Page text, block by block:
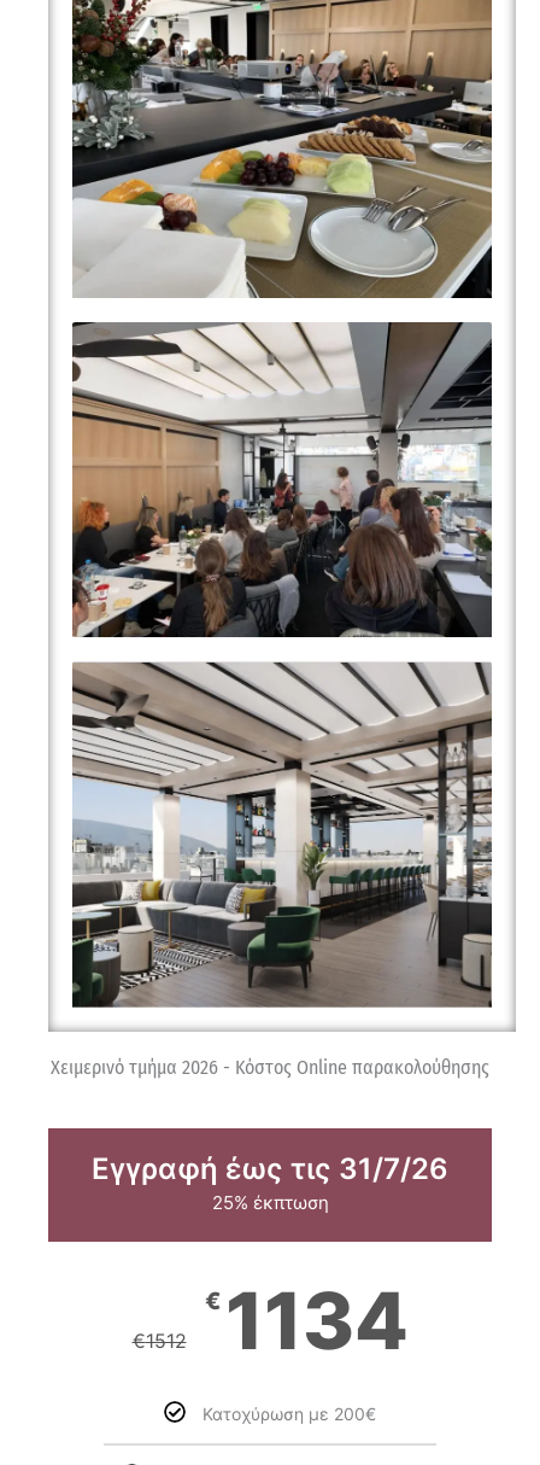
Χειμερινό τμήμα 2026 - Κόστος Online παρακολούθησης
Εγγραφή έως τις 31/7/26
25% έκπτωση
€1512
€ 1134
Κατοχύρωση με 200€